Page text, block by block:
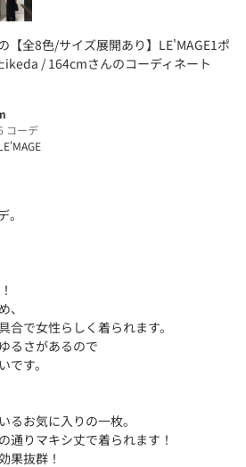
全8色/サイズ展開あり】LE'MAGE1ポ
ikeda / 164cmさんのコーディネート
コーデ
合で女性らしく着られます。
るさがあるので
です。
るお気に入りの一枚。
通りマキシ丈で着られます！
果抜群！